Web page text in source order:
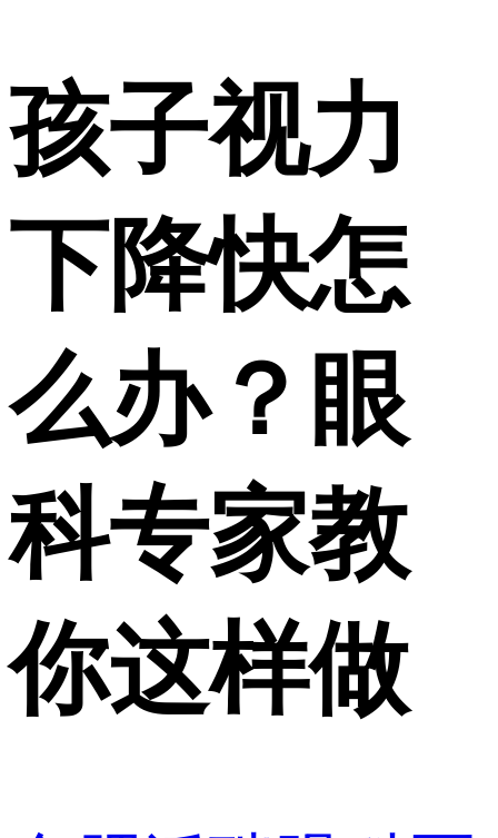
孩子视力
下降快怎
么办？眼
科专家教
你这样做